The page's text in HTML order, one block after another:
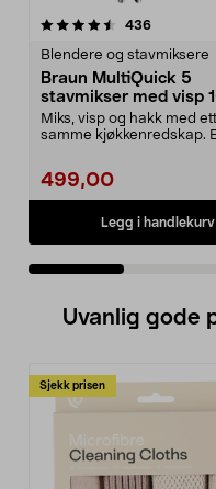
436
Blendere og stavmiksere
Braun MultiQuick 5
stavmikser med visp
MQ50202M
Miks, visp og hakk med
samme kjøkkenredskap.
499,00
Legg i handlekurv
4.5 av 5 stjerner
Uvanlig gode
Sjekk prisen